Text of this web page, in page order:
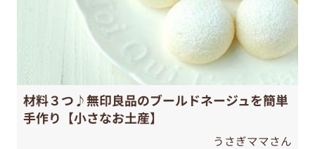
材料３つ♪無印良品のブールドネージュを簡単
手作り【小さなお土産】
うさぎママさん